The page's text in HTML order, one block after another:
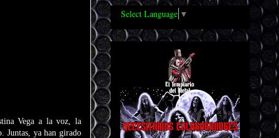
Vega a la voz, la
Juntas, ya han girado
Select Language ▼